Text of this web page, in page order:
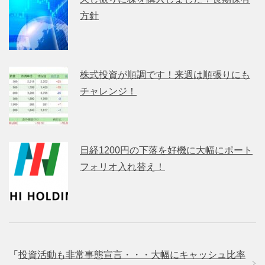
方針
株式投資が順調です！来週は順張りにも
チャレンジ！
日経1200円の下落を好機に大幅にポート
フォリオ入れ替え！
「 投資活動も非常事態宣言・・・大幅にキャッシュ比率